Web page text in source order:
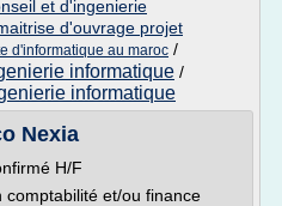
et d'ingenierie
d'ouvrage projet
d'informatique au maroc /
informatique /
informatique
Nexia
H/F
et/ou finance